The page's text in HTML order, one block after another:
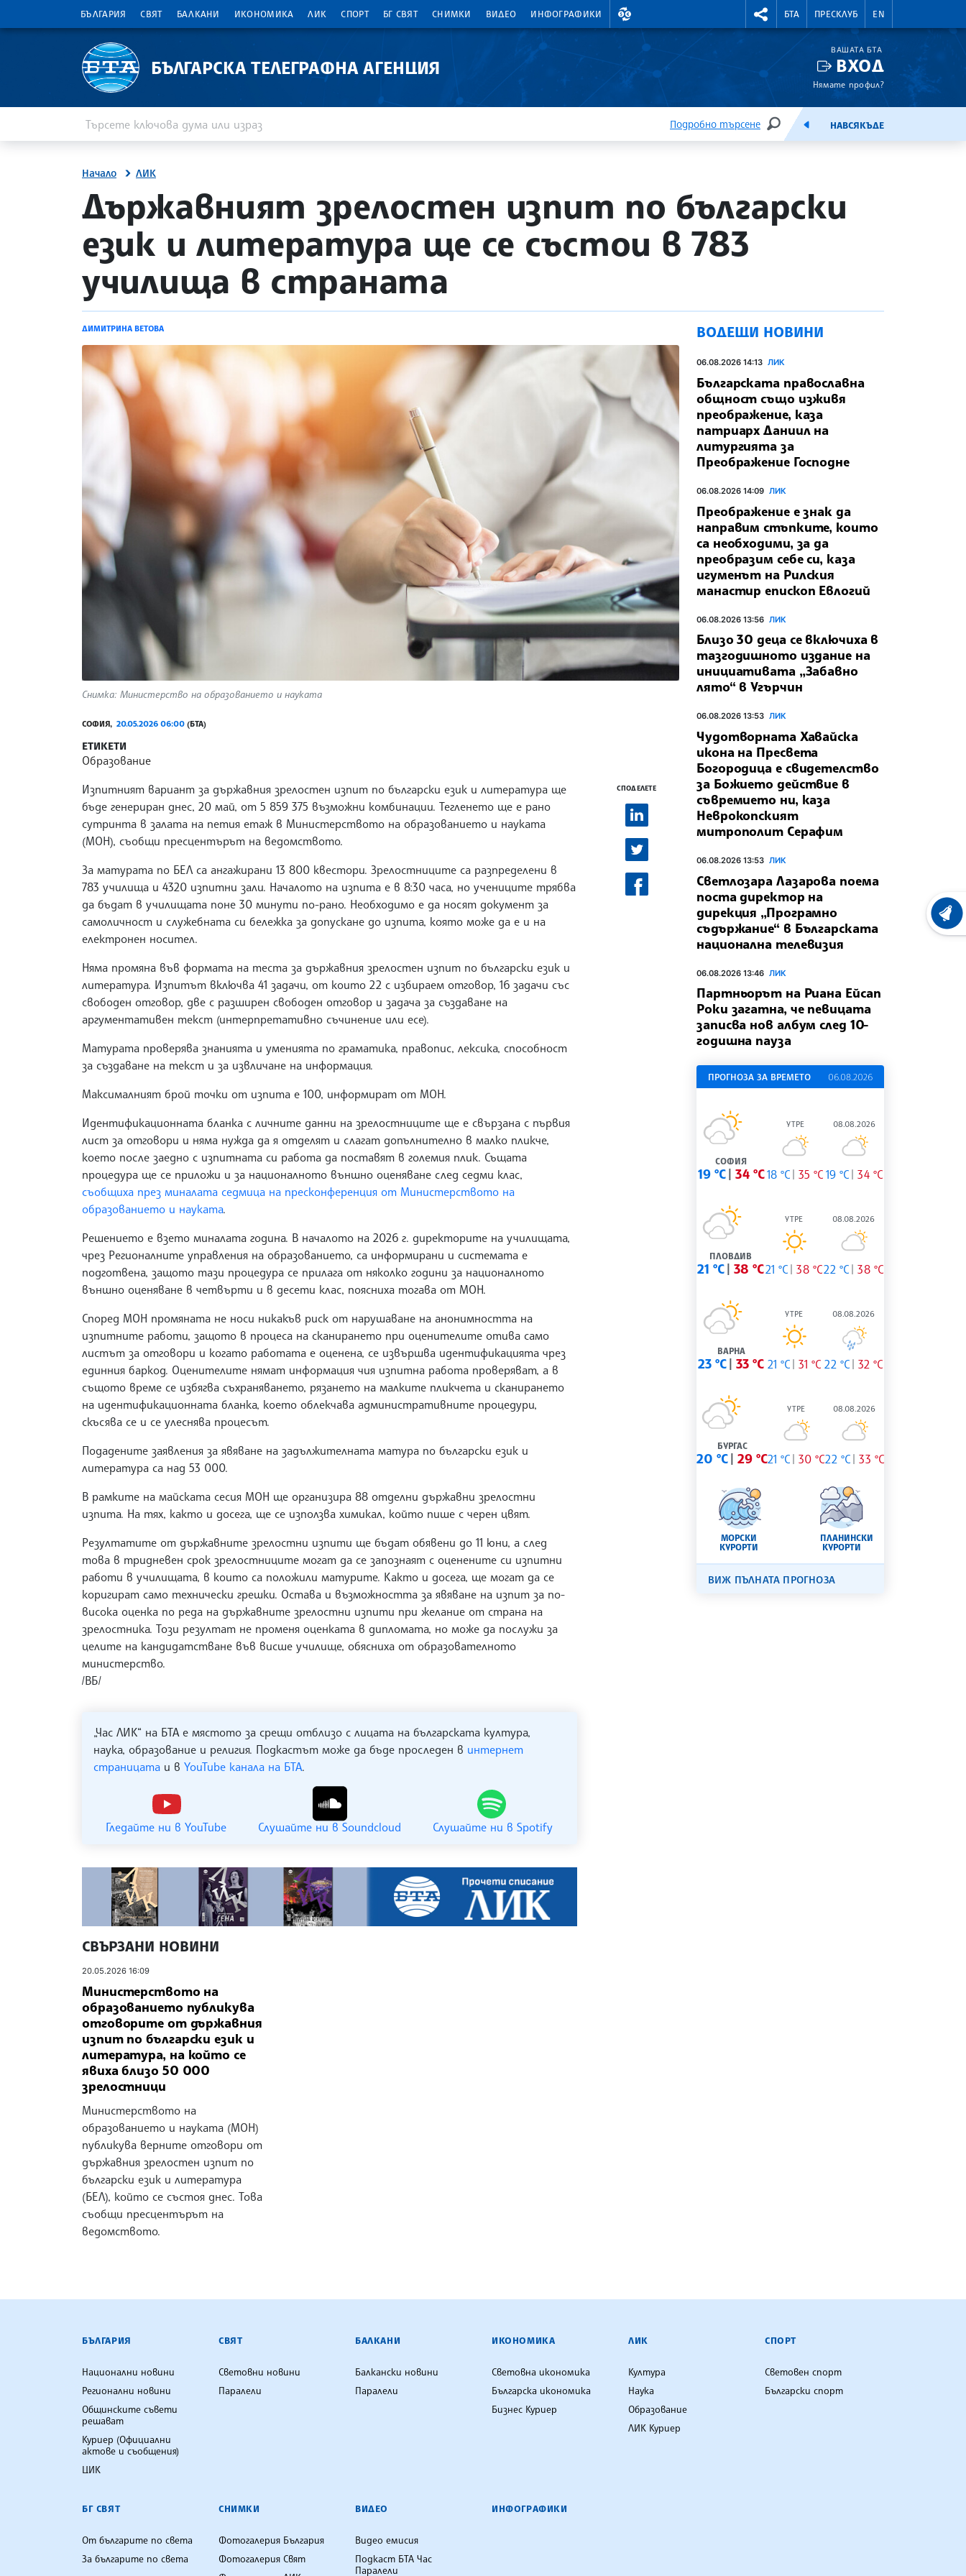
БЪЛГАРИЯ СВЯТ БАЛКАНИ ИКОНОМИКА ЛИК СПОРТ БГ СВЯТ СНИМКИ ВИДЕО ИНФОГРАФИКИ
ВАЛУТНИ КУРСОВЕ RIGHTMENU.SOCIAL
БТА ПРЕСКЛУБ EN
БЪЛГАРСКА ТЕЛЕГРАФНА АГЕНЦИЯ
ВАШАТА БТА
ВХОД
Нямате профил?
Подробно търсене
ТЪРСЕНЕЕМИСИЯНАВСЯКЪДЕ
Начало ЛИК
site.bta
Държавният зрелостен изпит по български
език и литература ще се състои в 783
училища в страната
ДИМИТРИНА ВЕТОВА
Снимка: Министерство на образованието и науката
СОФИЯ, 20.05.2026 06:00 (БТА)
ЕТИКЕТИ
Образование
Изпитният вариант за държавния зрелостен изпит по български език и литература ще
бъде генериран днес, 20 май, от 5 859 375 възможни комбинации. Тегленето ще е рано
сутринта в залата на петия етаж в Министерството на образованието и науката
(МОН), съобщи пресцентърът на ведомството.
За матурата по БЕЛ са ангажирани 13 800 квестори. Зрелостниците са разпределени в
783 училища и 4320 изпитни зали. Началото на изпита е в 8:30 часа, но учениците трябва
да бъдат в училищата поне 30 минути по-рано. Необходимо е да носят документ за
самоличност и служебната си бележка за допускане до изпита, която може да е и на
електронен носител.
Няма промяна във формата на теста за държавния зрелостен изпит по български език и
литература. Изпитът включва 41 задачи, от които 22 с избираем отговор, 16 задачи със
свободен отговор, две с разширен свободен отговор и задача за създаване на
аргументативен текст (интерпретативно съчинение или есе).
Матурата проверява знанията и уменията по граматика, правопис, лексика, способност
за създаване на текст и за извличане на информация.
Максималният брой точки от изпита е 100, информират от МОН.
Идентификационната бланка с личните данни на зрелостниците ще е свързана с първия
лист за отговори и няма нужда да я отделят и слагат допълнително в малко пликче,
което после заедно с изпитната си работа да поставят в големия плик. Същата
процедура ще се приложи и за националното външно оценяване след седми клас,
съобщиха през миналата седмица на пресконференция от Министерството на
образованието и науката.
Решението е взето миналата година. В началото на 2026 г. директорите на училищата,
чрез Регионалните управления на образованието, са информирани и системата е
подготвена, защото тази процедура се прилага от няколко години за националното
външно оценяване в четвърти и в десети клас, поясниха тогава от МОН.
Според МОН промяната не носи никакъв риск от нарушаване на анонимността на
изпитните работи, защото в процеса на сканирането при оценителите отива само
листът за отговори и когато работата е оценена, се извършва идентификацията чрез
единния баркод. Оценителите нямат информация чия изпитна работа проверяват, а в
същото време се избягва съхраняването, рязането на малките пликчета и сканирането
на идентификационната бланка, което облекчава административните процедури,
скъсява се и се улеснява процесът.
Подадените заявления за явяване на задължителната матура по български език и
литература са над 53 000.
В рамките на майската сесия МОН ще организира 88 отделни държавни зрелостни
изпита. На тях, както и досега, ще се използва химикал, който пише с черен цвят.
Резултатите от държавните зрелостни изпити ще бъдат обявени до 11 юни, а след
това в тридневен срок зрелостниците могат да се запознаят с оценените си изпитни
работи в училищата, в които са положили матурите. Както и досега, ще могат да се
коригират само технически грешки. Остава и възможността за явяване на изпит за по-
висока оценка по реда на държавните зрелостни изпити при желание от страна на
зрелостника. Този резултат не променя оценката в дипломата, но може да послужи за
целите на кандидатстване във висше училище, обясниха от образователното
министерство.
/ВБ/
„Час ЛИК“ на БТА е мястото за срещи отблизо с лицата на българската култура,
наука, образование и религия. Подкастът може да бъде проследен в интернет
страницата и в YouTube канала на БТА.
Гледайте ни в YouTube Слушайте ни в Soundcloud Слушайте ни в Spotify
СПОДЕЛЕТЕ
СВЪРЗАНИ НОВИНИ
20.05.2026 16:09
Министерството на
образованието публикува
отговорите от държавния
изпит по български език и
литература, на който се
явиха близо 50 000
зрелостници
Министерството на
образованието и науката (МОН)
публикува верните отговори от
държавния зрелостен изпит по
български език и литература
(БЕЛ), който се състоя днес. Това
съобщи пресцентърът на
ведомството.
ВОДЕЩИ НОВИНИ
06.08.2026 14:13 ЛИК
Българската православна
общност също изживя
преображение, каза
патриарх Даниил на
литургията за
Преображение Господне
06.08.2026 14:09 ЛИК
Преображение е знак да
направим стъпките, които
са необходими, за да
преобразим себе си, каза
игуменът на Рилския
манастир епископ Евлогий
06.08.2026 13:56 ЛИК
Близо 30 деца се включиха в
тазгодишното издание на
инициативата „Забавно
лято“ в Угърчин
06.08.2026 13:53 ЛИК
Чудотворната Хавайска
икона на Пресвета
Богородица е свидетелство
за Божието действие в
съвремието ни, каза
Неврокопският
митрополит Серафим
06.08.2026 13:53 ЛИК
Светлозара Лазарова поема
поста директор на
дирекция „Програмно
съдържание“ в Българската
национална телевизия
06.08.2026 13:46 ЛИК
Партньорът на Риана Ейсап
Роки загатна, че певицата
записва нов албум след 10-
годишна пауза
ПРОГНОЗА ЗА ВРЕМЕТО 06.08.2026
СОФИЯ
19 °C 34 °C
УТРЕ
18 °C 35 °C
08.08.2026
19 °C 34 °C
ПЛОВДИВ
21 °C 38 °C
УТРЕ
21 °C 38 °C
08.08.2026
22 °C 38 °C
ВАРНА
23 °C 33 °C
УТРЕ
21 °C 31 °C
08.08.2026
22 °C 32 °C
БУРГАС
20 °C 29 °C
УТРЕ
21 °C 30 °C
08.08.2026
22 °C 33 °C
МОРСКИ
КУРОРТИ
ПЛАНИНСКИ
КУРОРТИ
ВИЖ ПЪЛНАТА ПРОГНОЗА
БЪЛГАРСКА ТЕЛЕГРАФНА АГЕНЦИЯ
БЪЛГАРИЯ
Национални новини
Регионални новини
Общинските съвети
решават
Куриер (Официални
актове и съобщения)
ЦИК
СВЯТ
Световни новини
Паралели
БАЛКАНИ
Балкански новини
Паралели
ИКОНОМИКА
Световна икономика
Българска икономика
Бизнес Куриер
ЛИК
Култура
Наука
Образование
ЛИК Куриер
СПОРТ
Световен спорт
Български спорт
БГ СВЯТ
От българите по света
За българите по света
СНИМКИ
Фотогалерия България
Фотогалерия Свят
ВИДЕО
Видео емисия
Подкаст БТА Час
Паралели
ИНФОГРАФИКИ